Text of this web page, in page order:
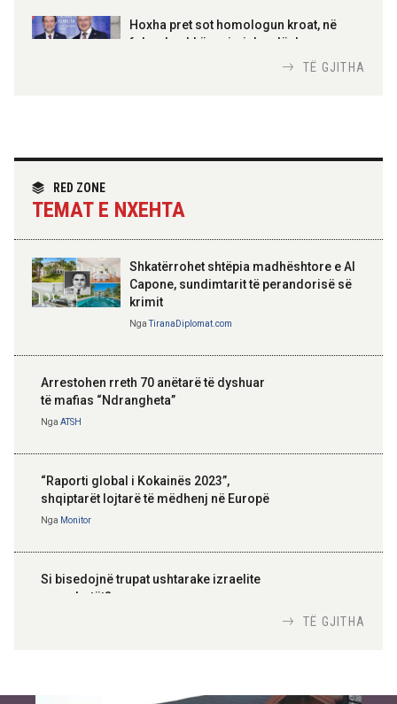
100-vjetori i themelimit të
Urdhrit të Skënderbeut
Hoxha pret sot homologun kroat, në
fokus bashkëpunimi dypalësh
partneritetit strategjik
TË GJITHA
RED ZONE
TEMAT E NXEHTA
Shkatërrohet shtëpia madhështore e Al
Capone, sundimtarit të perandorisë së
krimit
NgaTiranaDiplomat.com
Arrestohen rreth 70 anëtarë të dyshuar
të mafias “Ndrangheta”
Nga ATSH
“Raporti global i Kokainës 2023”,
shqiptarët lojtarë të mëdhenj në Europë
Nga Monitor
Si bisedojnë trupat ushtarake izraelite
me robotët?
TË GJITHA